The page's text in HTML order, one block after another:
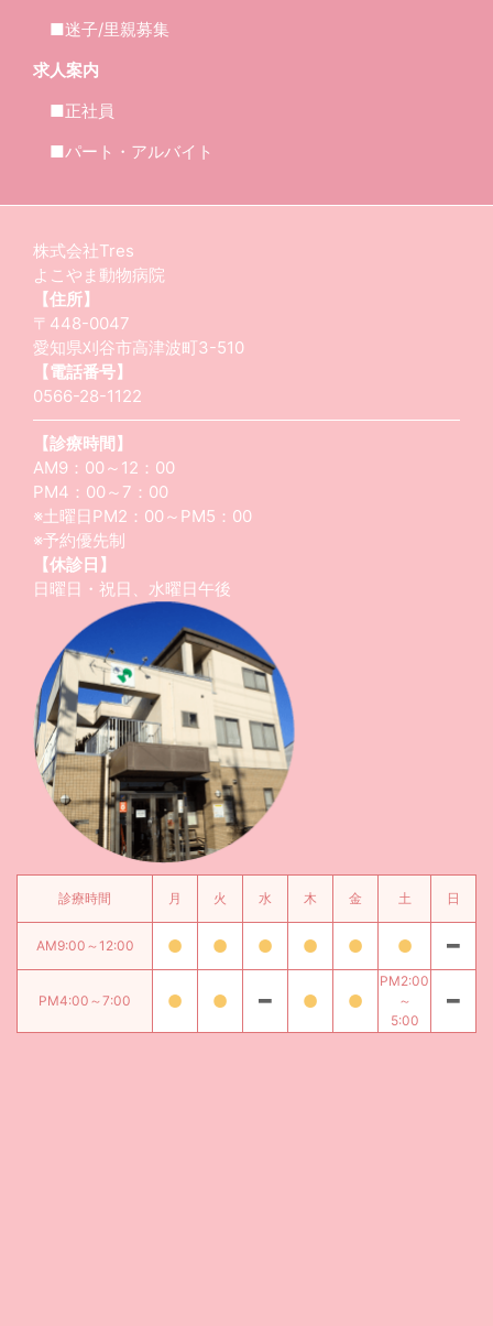
■迷子/里親募集
求人案内
■正社員
■パート・アルバイト
株式会社Tres
よこやま動物病院
【住所】
〒448-0047
愛知県刈谷市高津波町3-510
【電話番号】
0566-28-1122
【診療時間】
AM9：00～12：00
PM4：00～7：00
※土曜日PM2：00～PM5：00
※予約優先制
【休診日】
日曜日・祝日、水曜日午後
診療時間 月 火 水 木 金 土 日
AM9:00～12:00
PM4:00～7:00
PM2:00
～
5:00